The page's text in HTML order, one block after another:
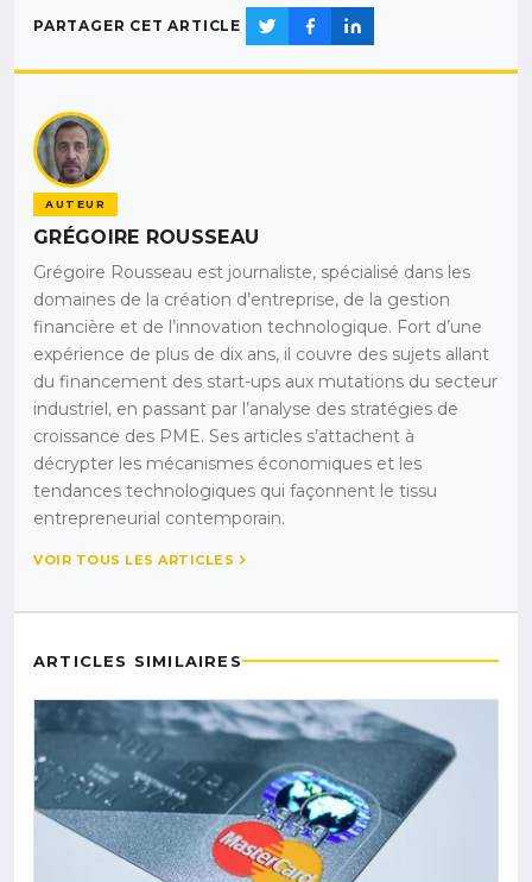
PARTAGER CET ARTICLE
AUTEUR
GRÉGOIRE ROUSSEAU
Grégoire Rousseau est journaliste, spécialisé dans les
domaines de la création d’entreprise, de la gestion
financière et de l’innovation technologique. Fort d’une
expérience de plus de dix ans, il couvre des sujets allant
du financement des start-ups aux mutations du secteur
industriel, en passant par l’analyse des stratégies de
croissance des PME. Ses articles s’attachent à
décrypter les mécanismes économiques et les
tendances technologiques qui façonnent le tissu
entrepreneurial contemporain.
VOIR TOUS LES ARTICLES
ARTICLES SIMILAIRES